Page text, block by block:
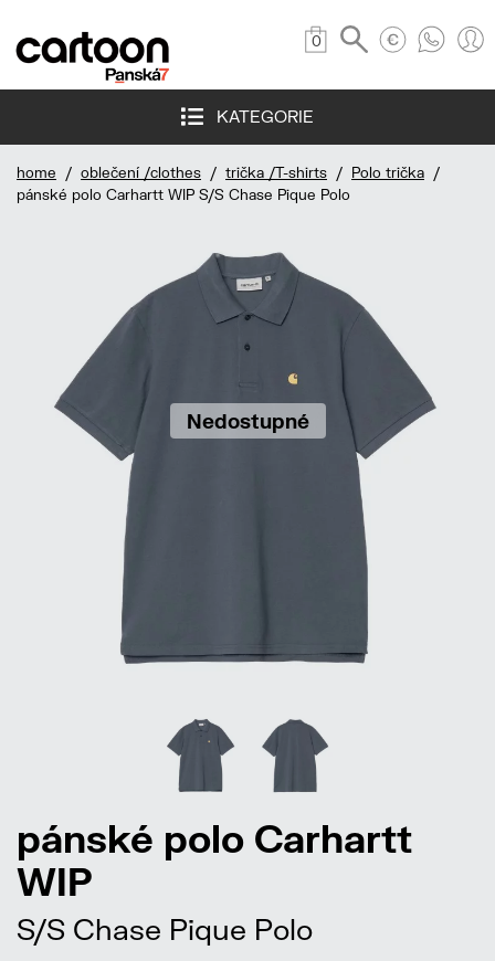
0
KATEGORIE
home / oblečení /clothes / trička /T-shirts / Polo trička /
pánské polo Carhartt WIP S/S Chase Pique Polo
Nedostupné
pánské polo Carhartt
WIP
S/S Chase Pique Polo